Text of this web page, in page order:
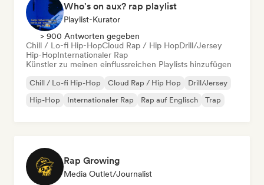
Who's on aux? rap playlist
Playlist-Kurator
> 900 Antworten gegeben
Chill / Lo-fi Hip-HopCloud Rap / Hip HopDrill/Jersey
Hip-HopInternationaler Rap
Künstler zu meinen einflussreichen Playlists hinzufügen
Chill / Lo-fi Hip-Hop Cloud Rap / Hip Hop
Drill/Jersey
Hip-Hop
Internationaler Rap Rap auf Englisch Trap
Rap Growing
Media Outlet/Journalist